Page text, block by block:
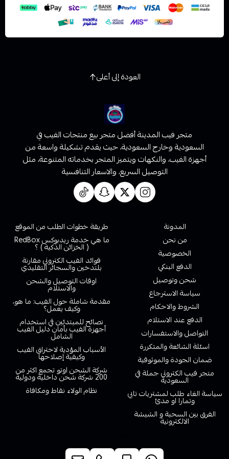
العودة إلى أعلى
متجر فيب المدينة أفضل متجر بيع منتجات الفيب في
السعودية وخارج السعودية، حيث يقدم تشكيلة واسعة من
أجهزة الفيب، والنكهات ويتميز المتجر بخدماته المتنوعة، مثل
التوصيل السريع، والاسعار التنافسية
المدونة
من نحن
الخصوصية
الدفع البنكي
شحن وتوصيل
سياسة الاسترجاع
الشروط والاحكام
الدفع عند الاستلام
التواصل والاستفسارات
اسئلة الشائعة والمتكررة
ضمان الجودة والموثوقية
متجر فيب الكتروني جملة في
السعودية
سياسة الغاء طلب لمشتريات تابي
وتمارا او مدئ
الفرق بين السحبة و الشيشة
الالكترونية
طريقة خطوات الطلب من الموقع
ما هي خدمة ريدبوكس RedBox
( الخزائن الذكية ) ؟
فوائد الفيب الكتروني مقارنة
بلتدخين والسجائر التقليدي
اوقات التوصيل والشحن
والاستلام
مقدمة شاملة حول الفيب: ما هو،
وكيف يعمل؟
نصائح للمبتدئين في استخدام
أجهزة الفيب بأمان دليل الفيب
الشامل
الأسباب المؤدية لاحتراق الفيب
وكيفية إصلاحها
شركة الشحن اوتو تجمع اكثر من
200 شركة شحن داخلية ودولية
نظام الولاء نقاط ومكافاة